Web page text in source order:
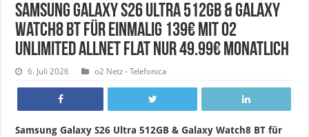
Samsung Galaxy S26 Ultra 512GB & Galaxy
Watch8 BT für einmalig 139€ mit o2
unlimited Allnet Flat nur 49.99€ monatlich
6. Juli 2026 o2 Netz - Telefonica
Samsung Galaxy S26 Ultra 512GB & Galaxy Watch8 BT für